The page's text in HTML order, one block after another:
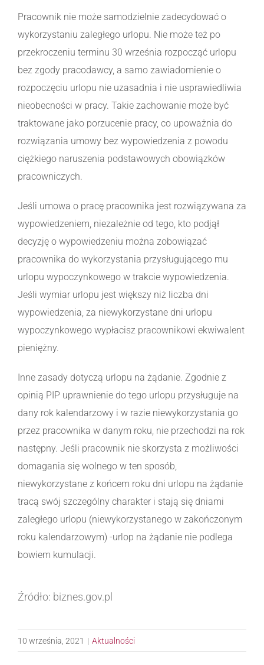
Pracownik nie może samodzielnie zadecydować o
wykorzystaniu zaległego urlopu. Nie może też po
przekroczeniu terminu 30 września rozpocząć urlopu
bez zgody pracodawcy, a samo zawiadomienie o
rozpoczęciu urlopu nie uzasadnia i nie usprawiedliwia
nieobecności w pracy. Takie zachowanie może być
traktowane jako porzucenie pracy, co upoważnia do
rozwiązania umowy bez wypowiedzenia z powodu
ciężkiego naruszenia podstawowych obowiązków
pracowniczych.
Jeśli umowa o pracę pracownika jest rozwiązywana za
wypowiedzeniem, niezależnie od tego, kto podjął
decyzję o wypowiedzeniu można zobowiązać
pracownika do wykorzystania przysługującego mu
urlopu wypoczynkowego w trakcie wypowiedzenia.
Jeśli wymiar urlopu jest większy niż liczba dni
wypowiedzenia, za niewykorzystane dni urlopu
wypoczynkowego wypłacisz pracownikowi ekwiwalent
pieniężny.
Inne zasady dotyczą urlopu na żądanie. Zgodnie z
opinią PIP uprawnienie do tego urlopu przysługuje na
dany rok kalendarzowy i w razie niewykorzystania go
przez pracownika w danym roku, nie przechodzi na rok
następny. Jeśli pracownik nie skorzysta z możliwości
domagania się wolnego w ten sposób,
niewykorzystane z końcem roku dni urlopu na żądanie
tracą swój szczególny charakter i stają się dniami
zaległego urlopu (niewykorzystanego w zakończonym
roku kalendarzowym) -urlop na żądanie nie podlega
bowiem kumulacji.
Źródło: biznes.gov.pl
10 września, 2021 | Aktualności